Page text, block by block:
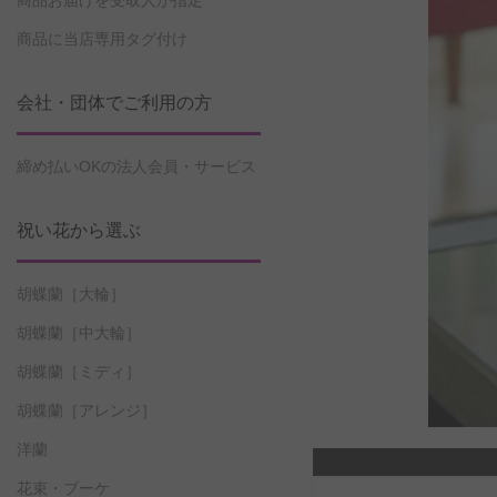
商品に当店専用タグ付け
会社・団体でご利用の方
締め払いOKの法人会員・サービス
祝い花から選ぶ
胡蝶蘭［大輪］
胡蝶蘭［中大輪］
胡蝶蘭［ミディ］
胡蝶蘭［アレンジ］
洋蘭
花束・ブーケ